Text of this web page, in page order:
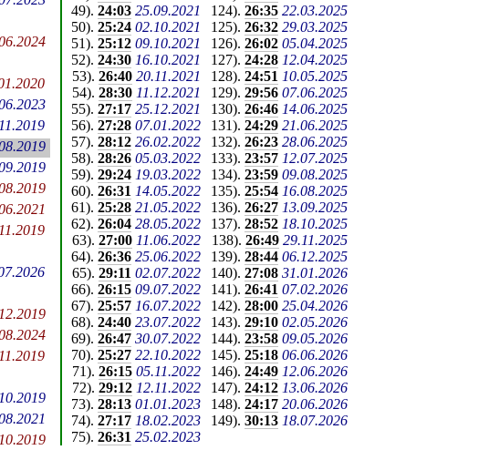
49).24:03 25.09.2021 124).26:35 22.03.2025
50).25:24 02.10.2021 125).26:32 29.03.2025
51).25:12 09.10.2021 126).26:02 05.04.2025
52).24:30 16.10.2021 127).24:28 12.04.2025
53). 26:40 20.11.2021 128).24:51 10.05.2025
54). 28:30 11.12.2021 129).29:56 07.06.2025
55).27:17 25.12.2021 130).26:46 14.06.2025
56).27:28 07.01.2022 131).24:29 21.06.2025
57).28:12 26.02.2022 132).26:23 28.06.2025
58).28:26 05.03.2022 133).23:57 12.07.2025
59).29:24 19.03.2022 134).23:59 09.08.2025
60).26:31 14.05.2022 135).25:54 16.08.2025
61).25:28 21.05.2022 136).26:27 13.09.2025
62).26:04 28.05.2022 137).28:52 18.10.2025
63). 27:00 11.06.2022 138). 26:49 29.11.2025
64).26:36 25.06.2022 139).28:44 06.12.2025
65). 29:11 02.07.2022 140).27:08 31.01.2026
66).26:15 09.07.2022 141).26:41 07.02.2026
67).25:57 16.07.2022 142).28:00 25.04.2026
68).24:40 23.07.2022 143).29:10 02.05.2026
69).26:47 30.07.2022 144).23:58 09.05.2026
70).25:27 22.10.2022 145).25:18 06.06.2026
71). 26:15 05.11.2022 146).24:49 12.06.2026
72). 29:12 12.11.2022 147).24:12 13.06.2026
73).28:13 01.01.2023 148).24:17 20.06.2026
74).27:17 18.02.2023 149).30:13 18.07.2026
75).26:31 25.02.2023